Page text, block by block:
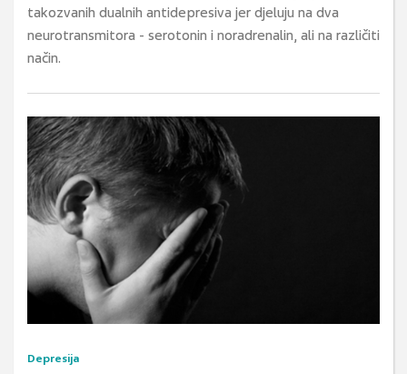
takozvanih dualnih antidepresiva jer djeluju na dva
neurotransmitora - serotonin i noradrenalin, ali na različiti
način.
Depresija